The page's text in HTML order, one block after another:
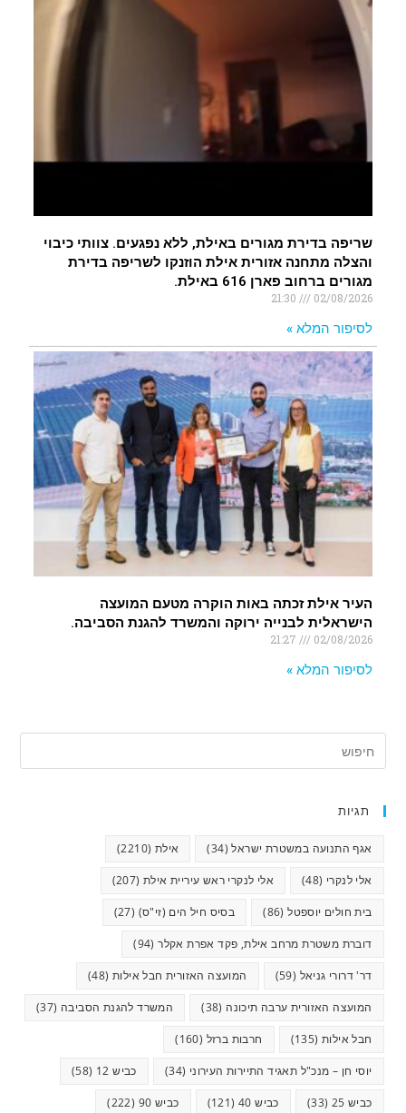
שריפה בדירת מגורים באילת, ללא נפגעים. צוותי כיבוי
והצלה מתחנה אזורית אילת הוזנקו לשריפה בדירת
מגורים ברחוב פארן 616 באילת.
02/08/2026
לסיפור המלא »
העיר אילת זכתה באות הוקרה מטעם המועצה
הישראלית לבנייה ירוקה והמשרד להגנת הסביבה.
02/08/2026
לסיפור המלא »
תגיות
אגף התנועה במשטרת ישראל(34) אילת (2210)
אלי לנקרי (48) אלי לנקרי ראש עיריית אילת (207)
בית חולים יוספטל(86) בסיס חיל הים (זי"ס) (27)
דוברת משטרת מרחב אילת, פקד אפרת אקלר(94)
דר' דרורי גניאל (59) המועצה האזורית חבל אילות (48)
המועצה האזורית ערבה תיכונה (38) המשרד להגנת הסביבה (37)
חבל אילות (135) חרבות ברזל (160)
יוסי חן – מנכ"ל תאגיד התיירות העירוני (34) כביש 12 (58)
כביש 25 (33) כביש 40 (121) כביש 90 (222)